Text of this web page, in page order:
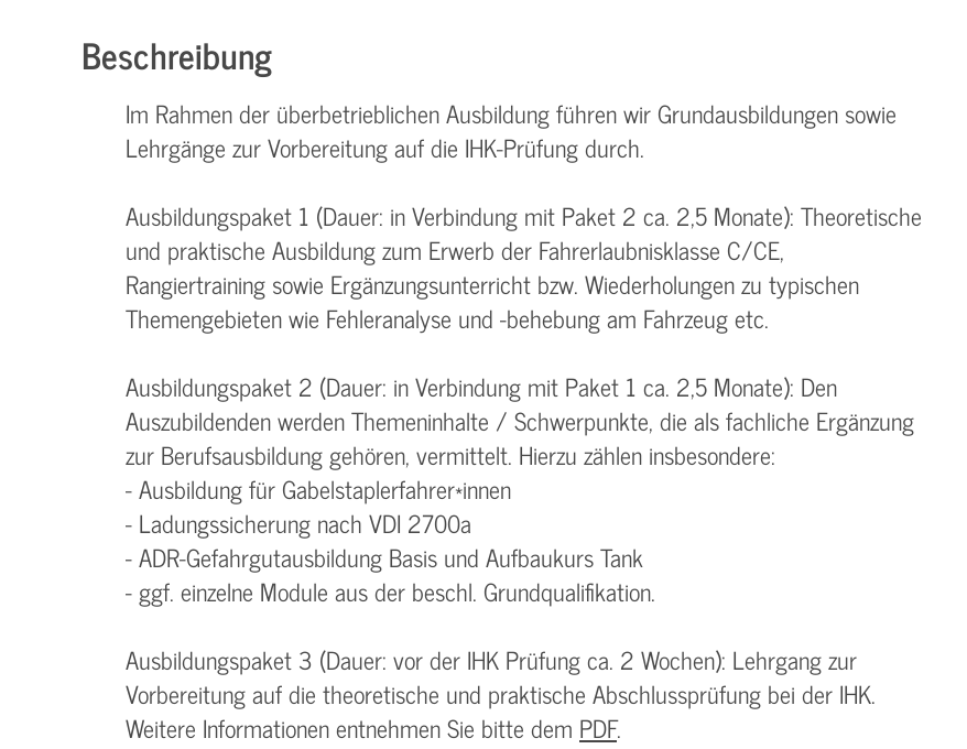
Beschreibung
Im Rahmen der überbetrieblichen Ausbildung führen wir Grundausbildungen sowie
Lehrgänge zur Vorbereitung auf die IHK-Prüfung durch.
Ausbildungspaket 1 (Dauer: in Verbindung mit Paket 2 ca. 2,5 Monate): Theoretische
und praktische Ausbildung zum Erwerb der Fahrerlaubnisklasse C/CE,
Rangiertraining sowie Ergänzungsunterricht bzw. Wiederholungen zu typischen
Themengebieten wie Fehleranalyse und -behebung am Fahrzeug etc.
Ausbildungspaket 2 (Dauer: in Verbindung mit Paket 1 ca. 2,5 Monate): Den
Auszubildenden werden Themeninhalte / Schwerpunkte, die als fachliche Ergänzung
zur Berufsausbildung gehören, vermittelt. Hierzu zählen insbesondere:
- Ausbildung für Gabelstaplerfahrer*innen
- Ladungssicherung nach VDI 2700a
- ADR-Gefahrgutausbildung Basis und Aufbaukurs Tank
- ggf. einzelne Module aus der beschl. Grundqualifikation.
Ausbildungspaket 3 (Dauer: vor der IHK Prüfung ca. 2 Wochen): Lehrgang zur
Vorbereitung auf die theoretische und praktische Abschlussprüfung bei der IHK.
Weitere Informationen entnehmen Sie bitte dem PDF.